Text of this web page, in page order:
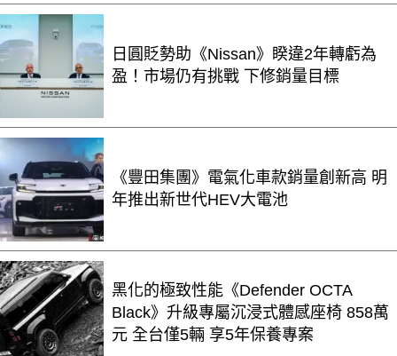
日圓貶勢助《Nissan》睽違2年轉虧為
盈！市場仍有挑戰 下修銷量目標
《豐田集團》電氣化車款銷量創新高 明
年推出新世代HEV大電池
黑化的極致性能《Defender OCTA
Black》升級專屬沉浸式體感座椅 858萬
元 全台僅5輛 享5年保養專案